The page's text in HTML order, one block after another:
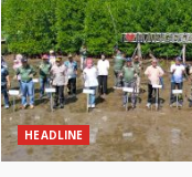
HEADLINE